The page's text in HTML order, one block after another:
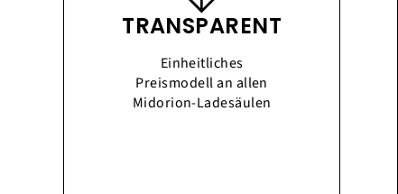
TRANSPARENT
Einheitliches
Preismodell an allen
Midorion-Ladesäulen